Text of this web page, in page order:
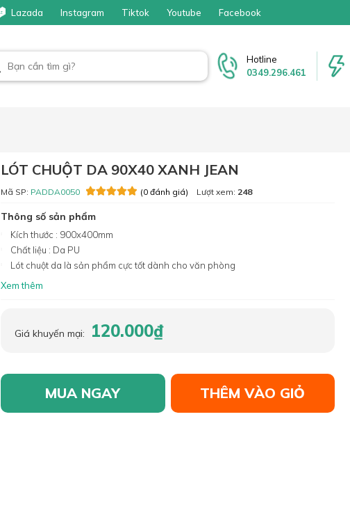
Lazada Instagram Tiktok Youtube Facebook
Hotline
0349.296.461
LÓT CHUỘT DA 90X40 XANH JEAN
Mã SP: PADDA0050 (0 đánh giá) Lượt xem: 248
Thông số sản phẩm
Kích thước : 900x400mm
Chất liệu : Da PU
Lót chuột da là sản phẩm cực tốt dành cho văn phòng
Xem thêm
Giá khuyến mại: 120.000₫
MUA NGAY THÊM VÀO GIỎ